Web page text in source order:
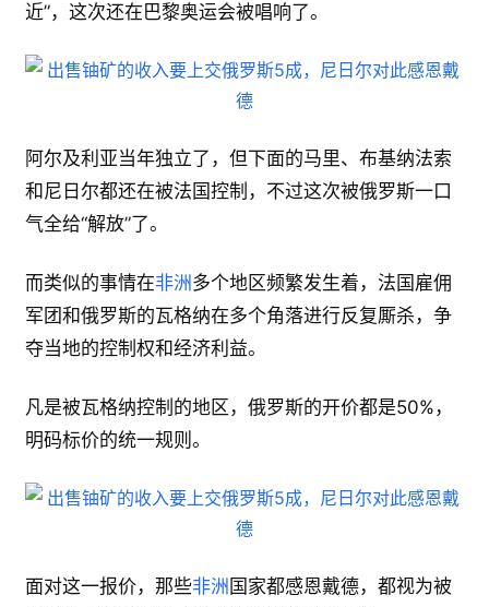
近”，这次还在巴黎奥运会被唱响了。
阿尔及利亚当年独立了，但下面的马里、布基纳法索
和尼日尔都还在被法国控制，不过这次被俄罗斯一口
气全给“解放”了。
而类似的事情在非洲多个地区频繁发生着，法国雇佣
军团和俄罗斯的瓦格纳在多个角落进行反复厮杀，争
夺当地的控制权和经济利益。
凡是被瓦格纳控制的地区，俄罗斯的开价都是50%，
明码标价的统一规则。
面对这一报价，那些非洲 国家都感恩戴德，都视为被